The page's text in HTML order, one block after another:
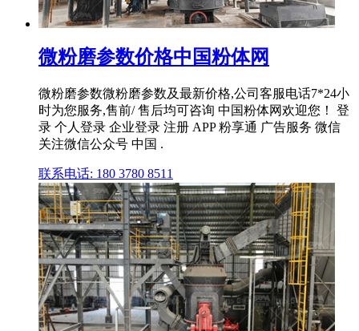
微粉磨参数价格中国粉体网
微粉磨参数微粉磨参数及最新价格,公司客服电话7*24小
时为您服务,售前/ 售后均可咨询 中国粉体网欢迎您！ 登
录 个人登录 企业登录 注册 APP 粉享通 广告服务 微信
关注微信公众号 中国 .
联系电话: 180 3780 8511